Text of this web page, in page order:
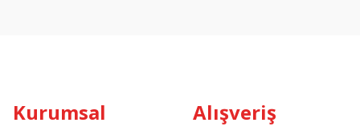
Kurumsal Alışveriş